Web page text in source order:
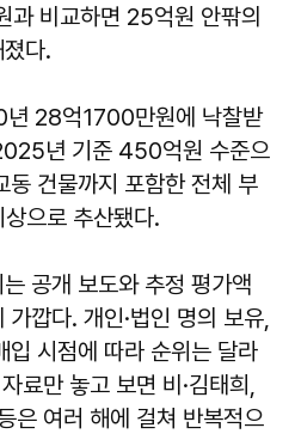
비교하면 25억원 안팎의
다.
28억1700만원에 낙찰받
년 기준 450억원 수준으
동 건물까지 포함한 전체 부
으로 추산됐다.
공개 보도와 추정 평가액
깝다. 개인·법인 명의 보유,
입 시점에 따라 순위는 달라
료만 놓고 보면 비·김태희,
은 여러 해에 걸쳐 반복적으